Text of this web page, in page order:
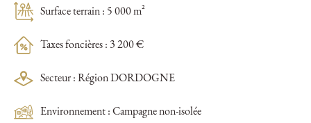
Surface terrain : 5 000 m²
Taxes foncières : 3 200 €
Secteur : Région DORDOGNE
Environnement : Campagne non-isolée